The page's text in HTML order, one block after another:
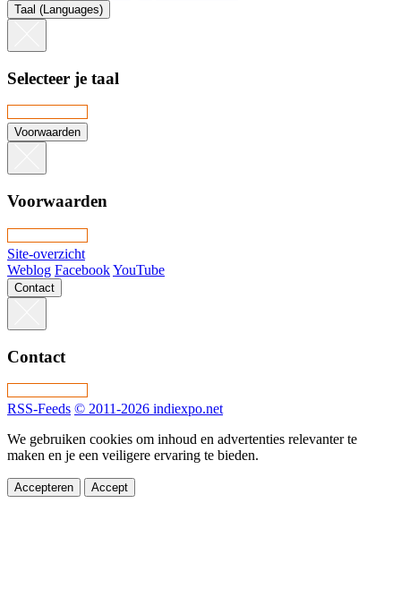
Taal (Languages)
Selecteer je taal
Voorwaarden
Voorwaarden
Site-overzicht
Weblog FacebookYouTube
Contact
Contact
RSS-Feeds © 2011-2026 indiexpo.net
We gebruiken cookies om inhoud en advertenties relevanter te
maken en je een veiligere ervaring te bieden.
Accepteren Accept